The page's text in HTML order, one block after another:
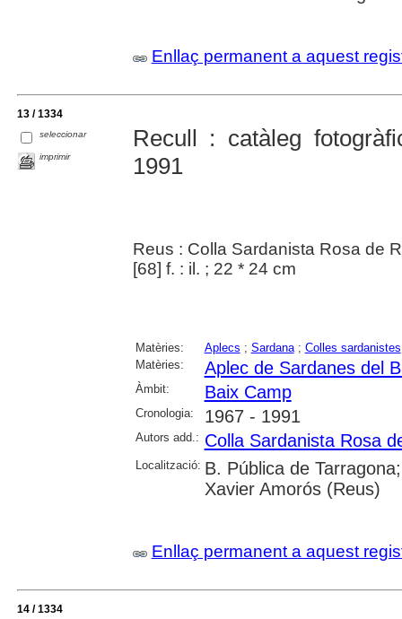
Enllaç permanent a aquest
13 / 1334
seleccionar
imprimir
Recull : catàleg
1991
Reus : Colla Sardanista Rosa de
[68] f. : il. ; 22 * 24 cm
Matèries: Aplecs ; Sardana; Colles sardanistes
Matèries:
Aplec de Sardanes del
Àmbit: Baix Camp
Cronologia: 1967 - 1991
Autors add.: Colla Sardanista Rosa
Localització: B. Pública de
Xavier Amorós (Reus)
Enllaç permanent a aquest
14 / 1334